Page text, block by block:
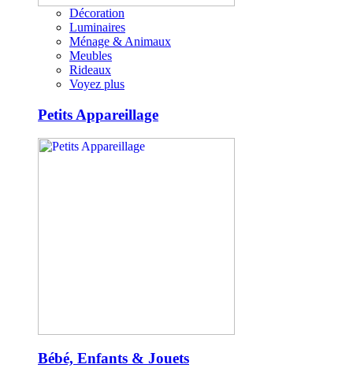
Décoration
Luminaires
Ménage & Animaux
Meubles
Rideaux
Voyez plus
Petits Appareillage
Bébé, Enfants & Jouets